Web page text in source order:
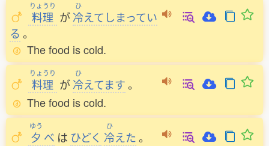
りょうり
料理 が
ひ
冷えてしまってい
る 。
The food is cold.
りょうり
料理 が
ひ
冷えてます。
The food is cold.
ゆう
夕 べ は ひどく
ひ
冷えた。